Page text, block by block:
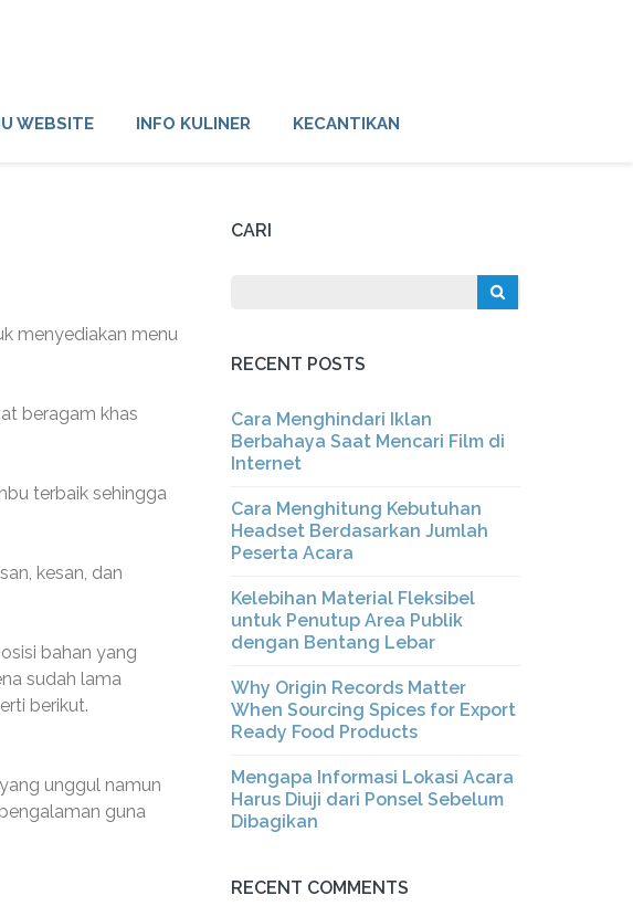
WEBSITE INFO KULINER KECANTIKAN
menyediakan menu
beragam khas
terbaik sehingga
kesan, dan
bahan yang
sudah lama
berikut.
unggul namun
guna
CARI
RECENT POSTS
Cara Menghindari Iklan
Berbahaya Saat Mencari Film di
Internet
Cara Menghitung Kebutuhan
Headset Berdasarkan Jumlah
Peserta Acara
Kelebihan Material Fleksibel
untuk Penutup Area Publik
dengan Bentang Lebar
Why Origin Records Matter
When Sourcing Spices for Export
Ready Food Products
Mengapa Informasi Lokasi Acara
Harus Diuji dari Ponsel Sebelum
Dibagikan
RECENT COMMENTS